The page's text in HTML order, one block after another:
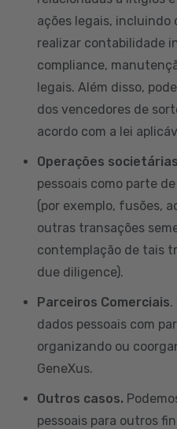
ações legais, incluindo
realizar contabilidade
compliance,
legais. Além disso,
dos vencedores de
acordo com a lei
Operações
pessoais como parte
(por exemplo, fusões,
outras transações
contemplação de tais
due diligence).
Parceiros Comerciais.
dados pessoais com
organizando ou
GeneXus.
Outros casos.
pessoais para outros